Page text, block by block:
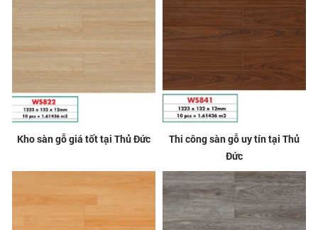
Kho sàn gỗ giá tốt tại Thủ Đức
Thi công sàn gỗ uy tín tại Thủ
Đức